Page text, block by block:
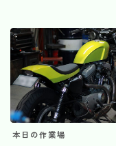
本日の作業場